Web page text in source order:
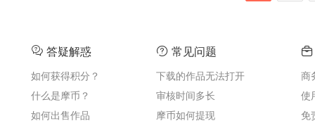
答疑解惑
如何获得积分？
什么是摩币？
如何出售作品
常见问题
下载的作品无法打开
审核时间多长
摩币如何提现
商
使
免